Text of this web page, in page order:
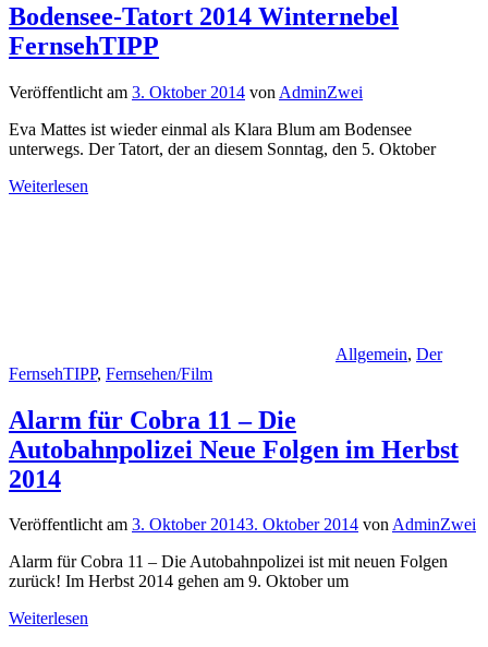
Bodensee-Tatort 2014 Winternebel
FernsehTIPP
Veröffentlicht am 3. Oktober 2014 von AdminZwei
Eva Mattes ist wieder einmal als Klara Blum am Bodensee
unterwegs. Der Tatort, der an diesem Sonntag, den 5. Oktober
Weiterlesen
Allgemein, Der
FernsehTIPP, Fernsehen/Film
Alarm für Cobra 11 – Die
Autobahnpolizei Neue Folgen im Herbst
2014
Veröffentlicht am 3. Oktober 20143. Oktober 2014 vonAdminZwei
Alarm für Cobra 11 – Die Autobahnpolizei ist mit neuen Folgen
zurück! Im Herbst 2014 gehen am 9. Oktober um
Weiterlesen